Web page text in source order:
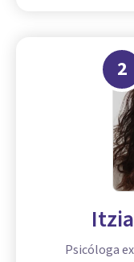
2
Psicóloga